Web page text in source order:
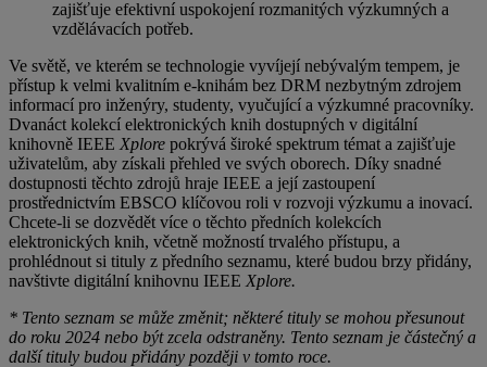
zajišťuje efektivní uspokojení rozmanitých výzkumných a
vzdělávacích potřeb.
Ve světě, ve kterém se technologie vyvíjejí nebývalým tempem, je
přístup k velmi kvalitním e-knihám bez DRM nezbytným zdrojem
informací pro inženýry, studenty, vyučující a výzkumné pracovníky.
Dvanáct kolekcí elektronických knih dostupných v digitální
knihovně IEEE Xplore pokrývá široké spektrum témat a zajišťuje
uživatelům, aby získali přehled ve svých oborech. Díky snadné
dostupnosti těchto zdrojů hraje IEEE a její zastoupení
prostřednictvím EBSCO klíčovou roli v rozvoji výzkumu a inovací.
Chcete-li se dozvědět více o těchto předních kolekcích
elektronických knih, včetně možností trvalého přístupu, a
prohlédnout si tituly z předního seznamu, které budou brzy přidány,
navštivte digitální knihovnu IEEE Xplore.
* Tento seznam se může změnit; některé tituly se mohou přesunout
do roku 2024 nebo být zcela odstraněny. Tento seznam je částečný a
další tituly budou přidány později v tomto roce.